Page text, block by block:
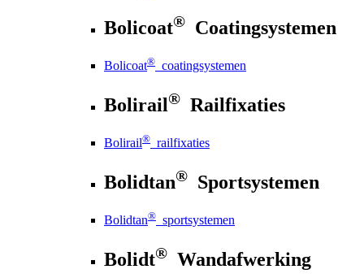
Bolicoat® Coatingsystemen
Bolicoat® coatingsystemen
Bolirail® Railfixaties
Bolirail® railfixaties
Bolidtan® Sportsystemen
Bolidtan® sportsystemen
Bolidt® Wandafwerking